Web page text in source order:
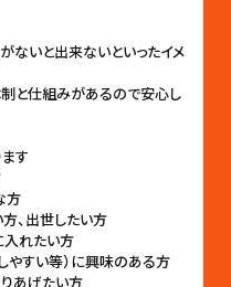
ないと出来ないといったイメ
と仕組みがあるので安心し
す
方
、出世したい方
入れたい方
やすい等）に興味のある方
あげたい方